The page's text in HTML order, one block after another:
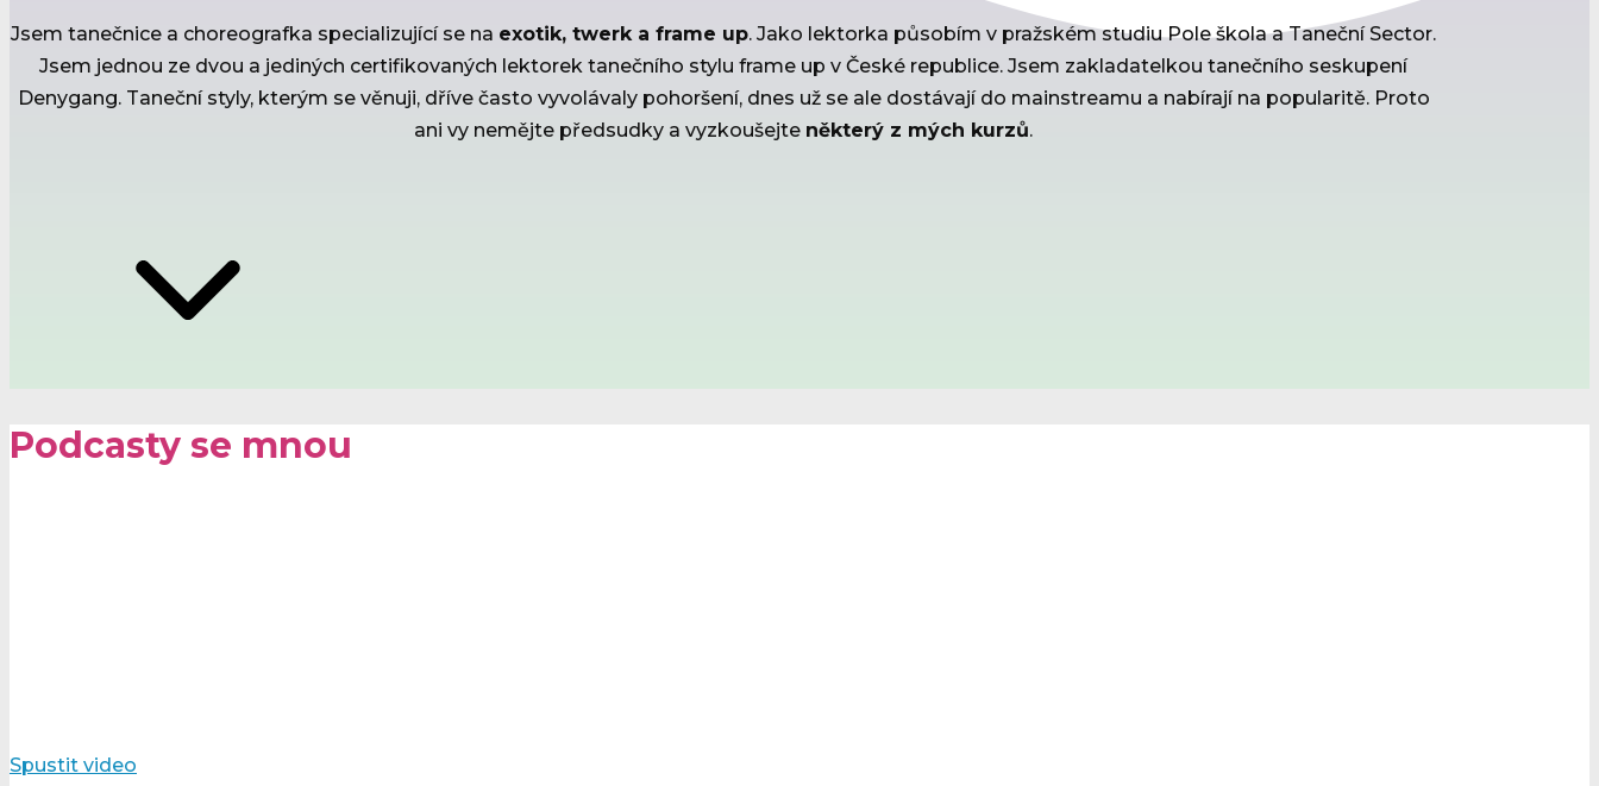
Jsem tanečnice a choreografka specializující se na exotik, twerk a frame up. Jako lektorka působím v pražském studiu Pole škola a Taneční Sector.
Jsem jednou ze dvou a jediných certifikovaných lektorek tanečního stylu frame up v České republice. Jsem zakladatelkou tanečního seskupení
Denygang. Taneční styly, kterým se věnuji, dříve často vyvolávaly pohoršení, dnes už se ale dostávají do mainstreamu a nabírají na popularitě. Proto
ani vy nemějte předsudky a vyzkoušejte některý z mých kurzů.
Podcasty se mnou
Spustit video